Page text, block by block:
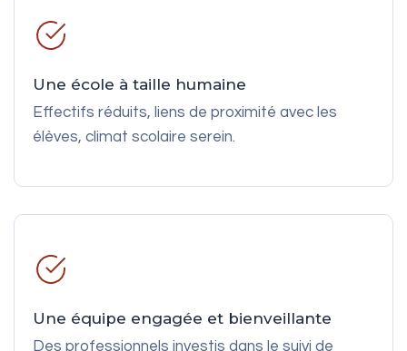
Une école à taille humaine
Effectifs réduits, liens de proximité avec les
élèves, climat scolaire serein.
Une équipe engagée et bienveillante
Des professionnels investis dans le suivi de